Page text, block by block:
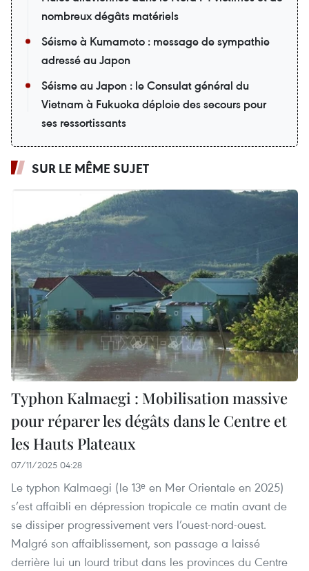
nombreux dégâts matériels
Séisme à Kumamoto : message de sympathie
adressé au Japon
Séisme au Japon : le Consulat général du
Vietnam à Fukuoka déploie des secours pour
ses ressortissants
SUR LE MÊME SUJET
Typhon Kalmaegi : Mobilisation massive
pour réparer les dégâts dans le Centre et
les Hauts Plateaux
07/11/2025 04:28
Le typhon Kalmaegi (le 13ᵉ en Mer Orientale en 2025)
s’est affaibli en dépression tropicale ce matin avant de
se dissiper progressivement vers l’ouest-nord-ouest.
Malgré son affaiblissement, son passage a laissé
derrière lui un lourd tribut dans les provinces du Centre